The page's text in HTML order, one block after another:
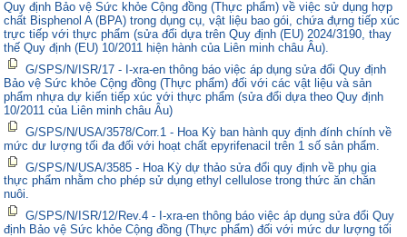
Quy định Bảo vệ Sức khỏe Cộng đồng (Thực phẩm) về việc sử dụng hợp
chất Bisphenol A (BPA) trong dụng cụ, vật liệu bao gói, chứa đựng tiếp xúc
trực tiếp với thực phẩm (sửa đổi dựa trên Quy định (EU) 2024/3190, thay
thế Quy định (EU) 10/2011 hiện hành của Liên minh châu Âu).
G/SPS/N/ISR/17 - I-xra-en thông báo việc áp dụng sửa đổi Quy định
Bảo vệ Sức khỏe Cộng đồng (Thực phẩm) đối với các vật liệu và sản
phẩm nhựa dự kiến tiếp xúc với thực phẩm (sửa đổi dựa theo Quy định
10/2011 của Liên minh châu Âu)
G/SPS/N/USA/3578/Corr.1 - Hoa Kỳ ban hành quy định đính chính về
mức dư lượng tối đa đối với hoạt chất epyrifenacil trên 1 số sản phẩm.
G/SPS/N/USA/3585 - Hoa Kỳ dự thảo sửa đổi quy định về phụ gia
thực phẩm nhằm cho phép sử dụng ethyl cellulose trong thức ăn chăn
nuôi.
G/SPS/N/ISR/12/Rev.4 - I-xra-en thông báo việc áp dụng sửa đổi Quy
định Bảo vệ Sức khỏe Cộng đồng (Thực phẩm) đối với mức dư lượng tối